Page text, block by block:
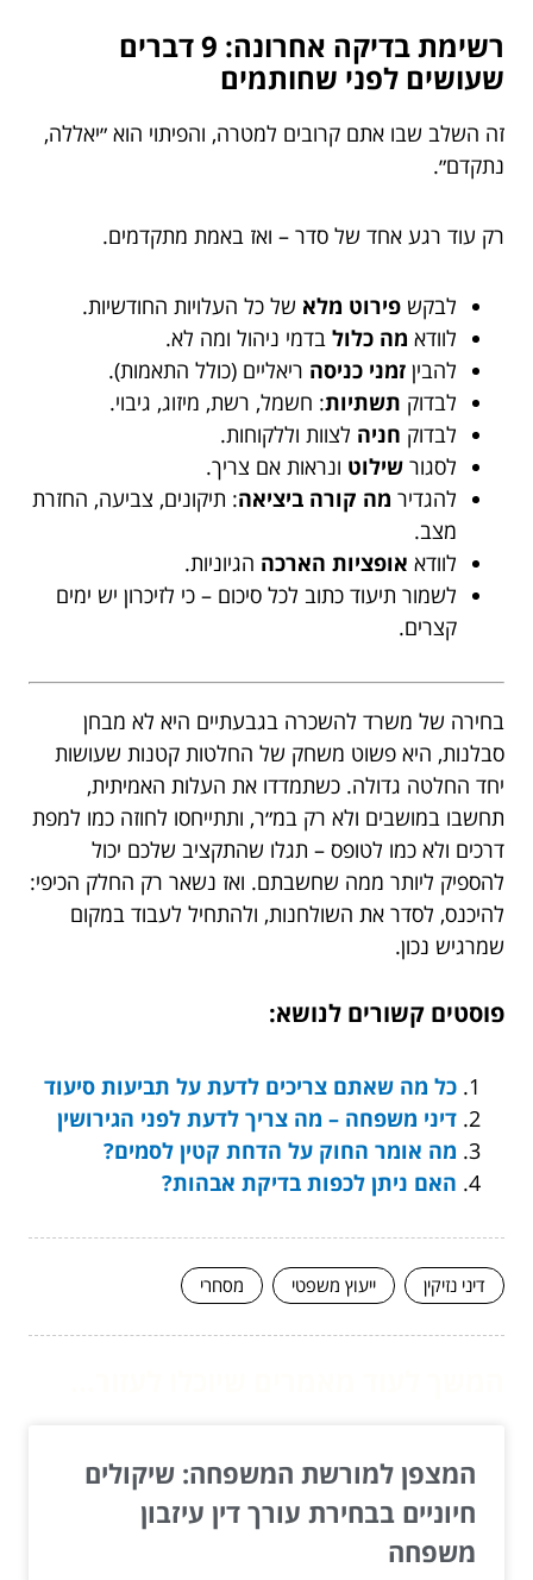
רשימת בדיקה אחרונה: 9 דברים
שעושים לפני שחותמים
זה השלב שבו אתם קרובים למטרה, והפיתוי הוא ״יאללה,
נתקדם״.
רק עוד רגע אחד של סדר – ואז באמת מתקדמים.
לבקש פירוט מלא של כל העלויות החודשיות.
לוודא מה כלול בדמי ניהול ומה לא.
להבין זמני כניסה ריאליים (כולל התאמות).
לבדוק תשתיות: חשמל, רשת, מיזוג, גיבוי.
לבדוק חניה לצוות וללקוחות.
לסגור שילוט ונראות אם צריך.
להגדיר מה קורה ביציאה: תיקונים, צביעה, החזרת
מצב.
לוודא אופציות הארכה הגיוניות.
לשמור תיעוד כתוב לכל סיכום – כי לזיכרון יש ימים
קצרים.
בחירה של משרד להשכרה בגבעתיים היא לא מבחן
סבלנות, היא פשוט משחק של החלטות קטנות שעושות
יחד החלטה גדולה. כשתמדדו את העלות האמיתית,
תחשבו במושבים ולא רק במ״ר, ותתייחסו לחוזה כמו למפת
דרכים ולא כמו לטופס – תגלו שהתקציב שלכם יכול
להספיק ליותר ממה שחשבתם. ואז נשאר רק החלק הכיפי:
להיכנס, לסדר את השולחנות, ולהתחיל לעבוד במקום
שמרגיש נכון.
פוסטים קשורים לנושא:
כל מה שאתם צריכים לדעת על תביעות סיעוד
דיני משפחה – מה צריך לדעת לפני הגירושין
מה אומר החוק על הדחת קטין לסמים?
האם ניתן לכפות בדיקת אבהות?
דיני נזיקין ייעוץ משפטי מסחרי
המצפן למורשת המשפחה: שיקולים
חיוניים בבחירת עורך דין עיזבון
משפחה